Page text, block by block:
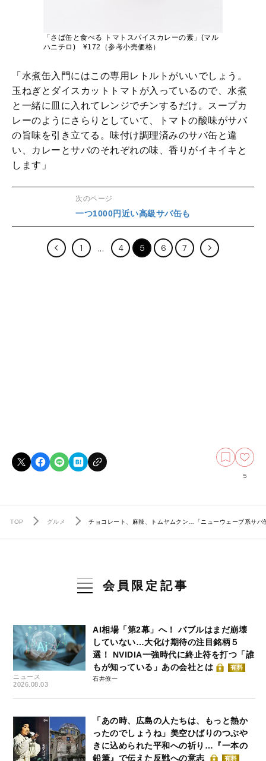
「さば缶と食べる トマトスパイスカレーの素」(マル
ハニチロ) ¥172（参考小売価格）
「水煮缶入門にはこの専用レトルトがいいでしょう。
玉ねぎとダイスカットトマトが入っているので、水煮
と一緒に皿に入れてレンジでチンするだけ。スープカ
レーのようにさらりとしていて、トマトの酸味がサバ
の旨味を引き立てる。味付け調理済みのサバ缶と違
い、カレーとサバのそれぞれの味、香りがイキイキと
します」
次のページ
一つ1000円近い高級サバ缶も
1 4 5 6 7
5
TOP グルメ チョコレート、麻辣、トムヤムクン…「ニューウェーブ系サバ
会員限定記事
ニュース
2026.08.03
AI相場「第2幕」へ！ バブルはまだ崩壊
していない…大化け期待の注目銘柄５
選！ NVIDIA一強時代に終止符を打つ「誰
もが知っている」あの会社とは
有料
石井僚一
「あの時、広島の人たちは、もっと熱か
ったのでしょうね」美空ひばりのつぶや
きに込められた平和への祈り…『一本の
鉛筆』で伝えた反戦への意志
有料